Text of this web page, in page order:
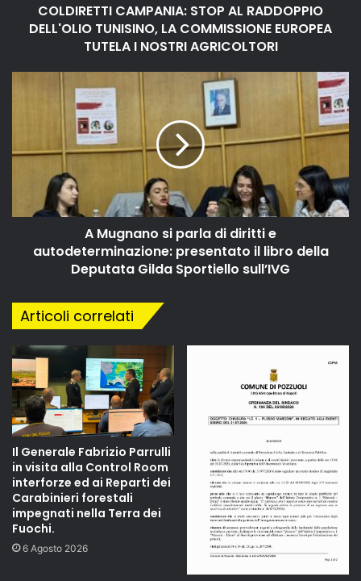
COLDIRETTI CAMPANIA: STOP AL RADDOPPIO
DELL'OLIO TUNISINO, LA COMMISSIONE EUROPEA
TUTELA I NOSTRI AGRICOLTORI
A Mugnano si parla di diritti e
autodeterminazione: presentato il libro della
Deputata Gilda Sportiello sull’IVG
Articoli correlati
Il Generale Fabrizio Parrulli
in visita alla Control Room
interforze ed ai Reparti dei
Carabinieri forestali
impegnati nella Terra dei
Fuochi.
6 Agosto 2026